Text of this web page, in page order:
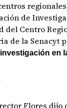
de
del Centro
de la Senacyt
en
Flores dijo